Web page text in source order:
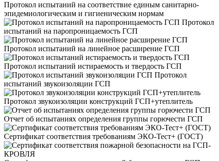
Протокол испытаний на соответствие единым санитарно-
эпидемиологическим и гигиеническим нормам
Протокол
испытаний на паропроницаемость ГСП
Протокол испытаний на линейное расширение ГСП
Протокол испытаний истираемость и твердость ГСП
Протокол
испытаний звукоизоляции ГСП
Протокол звукоизоляции конструкций ГСП+утеплитель
Отчет об испытаниях определения группы горючести ГСП
Сертификат соответствия требованиям ЭКО-Тест+ (ГОСТ)